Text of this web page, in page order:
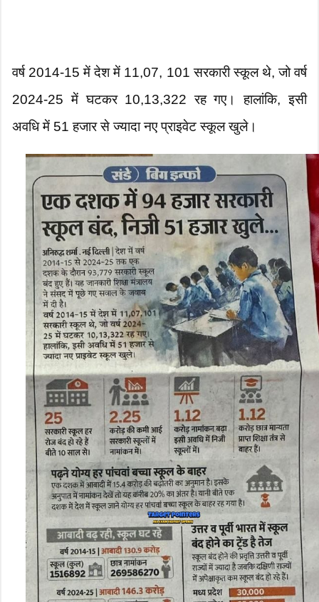
वर्ष 2014-15 में देश में 11,07, 101 सरकारी स्कूल थे, जो वर्ष
2024-25 में घटकर 10,13,322 रह गए। हालांकि, इसी
अवधि में 51 हजार से ज्यादा नए प्राइवेट स्कूल खुले।